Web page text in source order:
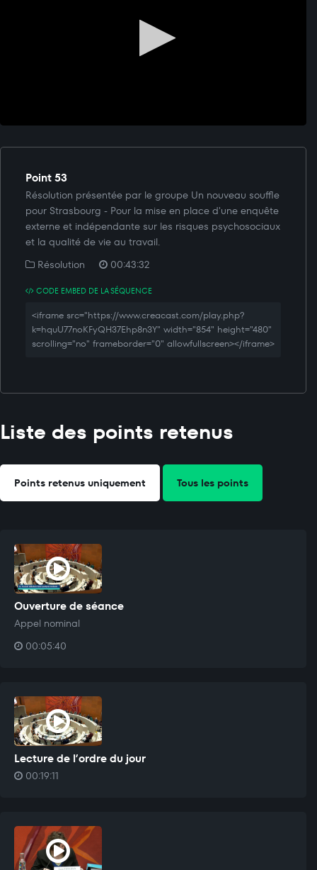
Point 53
Résolution présentée par le groupe Un nouveau souffle
pour Strasbourg - Pour la mise en place d'une enquête
externe et indépendante sur les risques psychosociaux
et la qualité de vie au travail.
Résolution
00:43:32
CODE EMBED DE LA SÉQUENCE
<iframe src="https://www.creacast.com/play.php?
k=hquU77noKFyQH37Ehp8n3Y" width="854" height="480"
scrolling="no" frameborder="0" allowfullscreen></iframe>
Liste des points retenus
Points retenus uniquement Tous les points
Ouverture de séance
Appel nominal
00:05:40
Lecture de l’ordre du jour
00:19:11